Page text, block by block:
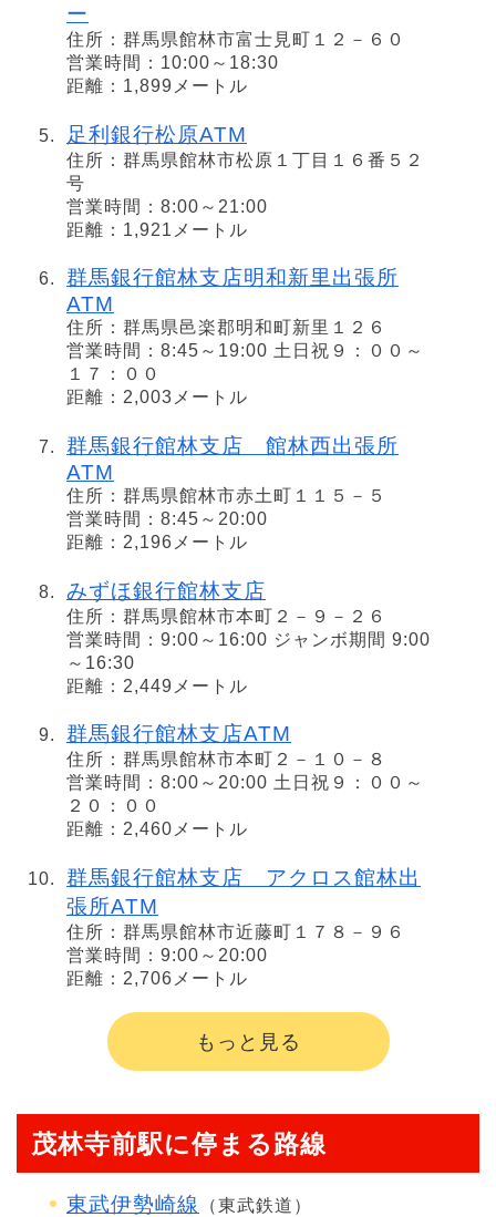
ー
住所：群馬県館林市富士見町１２－６０
営業時間：10:00～18:30
距離：1,899メートル
足利銀行松原ATM
住所：群馬県館林市松原１丁目１６番５２
号
営業時間：8:00～21:00
距離：1,921メートル
群馬銀行館林支店明和新里出張所
ATM
住所：群馬県邑楽郡明和町新里１２６
営業時間：8:45～19:00 土日祝９：００～
１７：００
距離：2,003メートル
群馬銀行館林支店 館林西出張所
ATM
住所：群馬県館林市赤土町１１５－５
営業時間：8:45～20:00
距離：2,196メートル
みずほ銀行館林支店
住所：群馬県館林市本町２－９－２６
営業時間：9:00～16:00 ジャンボ期間 9:00
～16:30
距離：2,449メートル
群馬銀行館林支店ATM
住所：群馬県館林市本町２－１０－８
営業時間：8:00～20:00 土日祝９：００～
２０：００
距離：2,460メートル
群馬銀行館林支店 アクロス館林出
張所ATM
住所：群馬県館林市近藤町１７８－９６
営業時間：9:00～20:00
距離：2,706メートル
もっと見る
茂林寺前駅に停まる路線
東武伊勢崎線 （東武鉄道）